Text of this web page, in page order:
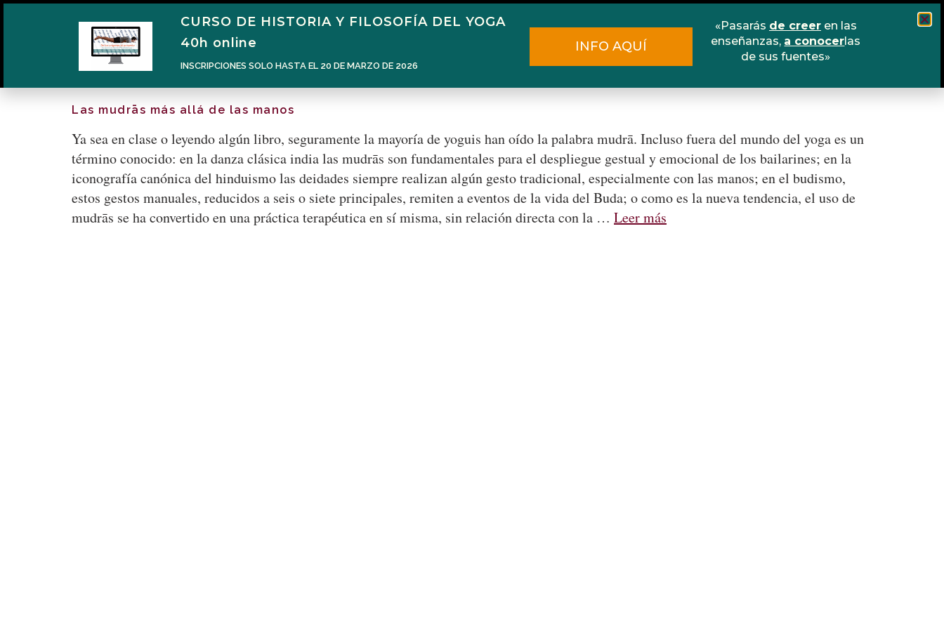
Narén Herrero Blog Cursos Escuela online
Las mudrās más allá de las manos
Ya sea en clase o leyendo algún libro, seguramente la mayoría de yoguis han oído la palabra mudrā. Incluso fuera del mundo del yoga es un
término conocido: en la danza clásica india las mudrās son fundamentales para el despliegue gestual y emocional de los bailarines; en la
iconografía canónica del hinduismo las deidades siempre realizan algún gesto tradicional, especialmente con las manos; en el budismo,
estos gestos manuales, reducidos a seis o siete principales, remiten a eventos de la vida del Buda; o como es la nueva tendencia, el uso de
mudrās se ha convertido en una práctica terapéutica en sí misma, sin relación directa con la … Leer más
CURSO DE HISTORIA Y FILOSOFÍA DEL YOGA
40h online
INSCRIPCIONES SOLO HASTA EL 20 DE MARZO DE 2026
INFO AQUÍ
«Pasarás de creeren las
enseñanzas, a conocerlas
de sus fuentes»